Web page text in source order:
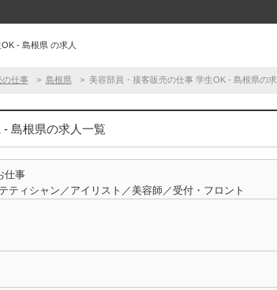
- 島根県 の求人
の仕事 島根県 美容部員・接客販売の仕事 学生OK - 島根県の
島根県の求人一覧
仕事
ティシャン／アイリスト／美容師／受付・フロント